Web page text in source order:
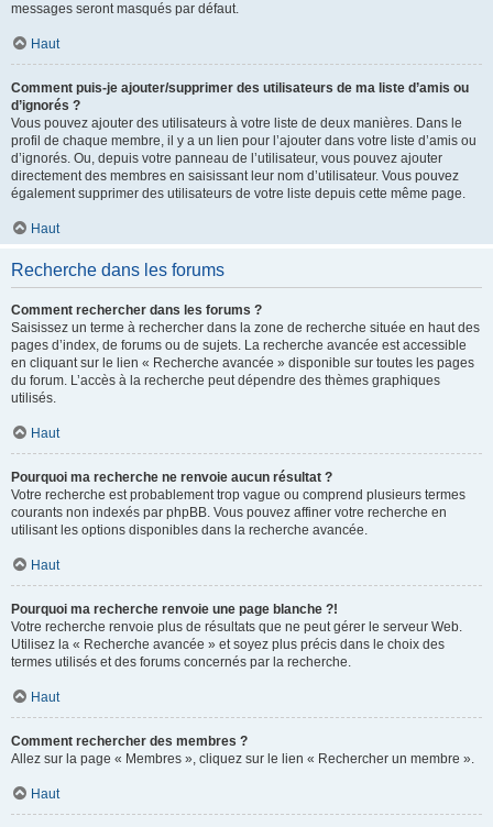
messages seront masqués par défaut.
Haut
Comment puis-je ajouter/supprimer des utilisateurs de ma liste d’amis ou
d’ignorés ?
Vous pouvez ajouter des utilisateurs à votre liste de deux manières. Dans le
profil de chaque membre, il y a un lien pour l’ajouter dans votre liste d’amis ou
d’ignorés. Ou, depuis votre panneau de l’utilisateur, vous pouvez ajouter
directement des membres en saisissant leur nom d’utilisateur. Vous pouvez
également supprimer des utilisateurs de votre liste depuis cette même page.
Haut
Recherche dans les forums
Comment rechercher dans les forums ?
Saisissez un terme à rechercher dans la zone de recherche située en haut des
pages d’index, de forums ou de sujets. La recherche avancée est accessible
en cliquant sur le lien « Recherche avancée » disponible sur toutes les pages
du forum. L’accès à la recherche peut dépendre des thèmes graphiques
utilisés.
Haut
Pourquoi ma recherche ne renvoie aucun résultat ?
Votre recherche est probablement trop vague ou comprend plusieurs termes
courants non indexés par phpBB. Vous pouvez affiner votre recherche en
utilisant les options disponibles dans la recherche avancée.
Haut
Pourquoi ma recherche renvoie une page blanche ?!
Votre recherche renvoie plus de résultats que ne peut gérer le serveur Web.
Utilisez la « Recherche avancée » et soyez plus précis dans le choix des
termes utilisés et des forums concernés par la recherche.
Haut
Comment rechercher des membres ?
Allez sur la page « Membres », cliquez sur le lien « Rechercher un membre ».
Haut